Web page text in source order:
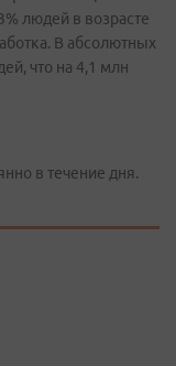
людей в возрасте
В абсолютных
что на 4,1 млн
в течение дня.